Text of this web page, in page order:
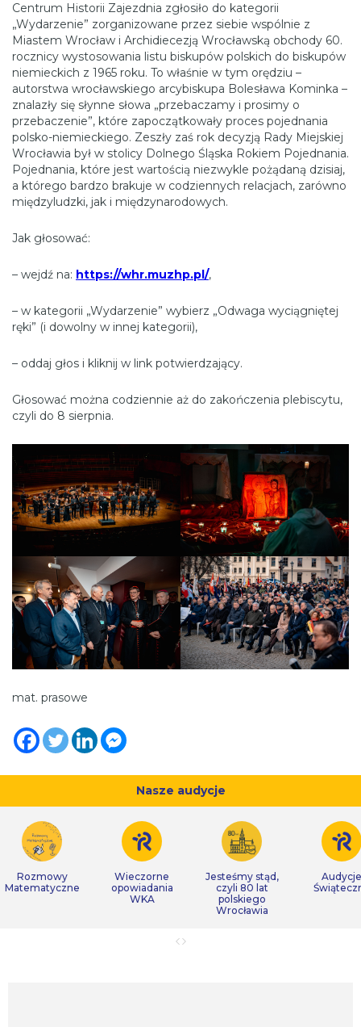
Centrum Historii Zajezdnia zgłosiło do kategorii
„Wydarzenie” zorganizowane przez siebie wspólnie z
Miastem Wrocław i Archidiecezją Wrocławską obchody 60.
rocznicy wystosowania listu biskupów polskich do biskupów
niemieckich z 1965 roku. To właśnie w tym orędziu –
autorstwa wrocławskiego arcybiskupa Bolesława Kominka –
znalazły się słynne słowa „przebaczamy i prosimy o
przebaczenie”, które zapoczątkowały proces pojednania
polsko-niemieckiego. Zeszły zaś rok decyzją Rady Miejskiej
Wrocławia był w stolicy Dolnego Śląska Rokiem Pojednania.
Pojednania, które jest wartością niezwykle pożądaną dzisiaj,
a którego bardzo brakuje w codziennych relacjach, zarówno
międzyludzki, jak i międzynarodowych.
Jak głosować:
– wejdź na: https://whr.muzhp.pl/,
– w kategorii „Wydarzenie” wybierz „Odwaga wyciągniętej
ręki” (i dowolny w innej kategorii),
– oddaj głos i kliknij w link potwierdzający.
Głosować można codziennie aż do zakończenia plebiscytu,
czyli do 8 sierpnia.
mat. prasowe
Nasze audycje
Rozmowy
Matematyczne
Wieczorne
opowiadania
WKA
Jesteśmy stąd,
czyli 80 lat
polskiego
Wrocławia
Audycje